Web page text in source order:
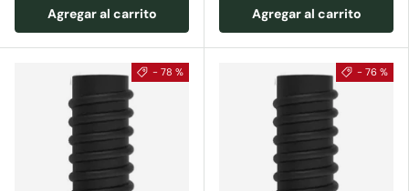
Agregar al carrito Agregar al carrito
- 78 % - 76 %